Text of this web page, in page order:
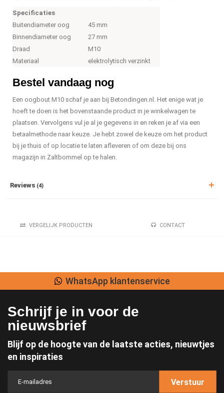
Specificaties
Buitendiameter oog
45 mm
Binnendiameter oog
27 mm
Draad
M10
Materiaal
elektrolytisch verzinkt
Bestel vandaag nog
Een oogbout M10 schaf je aan bij Betondingen.nl. Het enige wat je
hoeft te doen is het bovenstaande product in je winkelwagen te
plaatsen. Vervolgens vul je al je gegevens in en reken je af via een
betaalmethode naar keuze. Je hebt zowel de keuze om het product
bij je thuis of op locatie te laten afleveren of om deze bij ons
magazijn in Zaltbommel op te halen.
Reviews (4)
VERGELIJK PRODUCTEN CONTACT
WhatsApp klantenservice
Schrijf je in voor de
nieuwsbrief
Blijf op de hoogte van de laatste acties, nieuwtjes
en inspiraties
Verstuur